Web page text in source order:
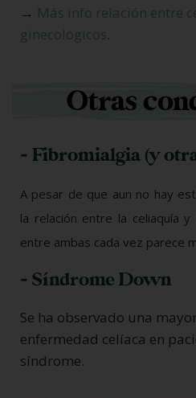
→ Más info relación entre
ginecológicos.
Otras
- Fibromialgia (y
A pesar de que aun no hay
la relación entre la celiaquía
entre ambas cada vez parece
- Síndrome Down
Se ha observado una
enfermedad celíaca en
síndrome.